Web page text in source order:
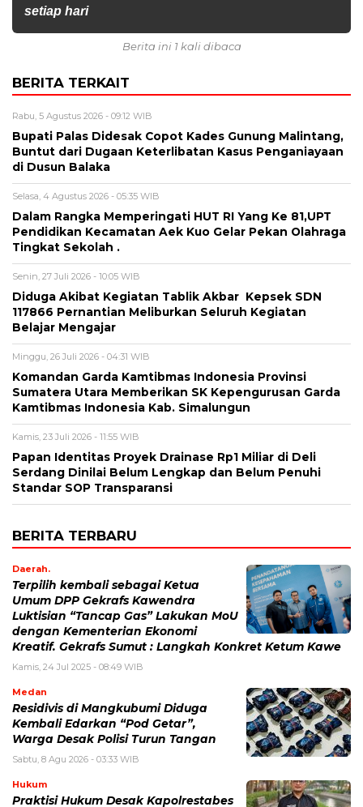
setiap hari
Berita ini 1 kali dibaca
BERITA TERKAIT
Rabu, 5 Agustus 2026 - 09:12 WIB
Bupati Palas Didesak Copot Kades Gunung Malintang,
Buntut dari Dugaan Keterlibatan Kasus Penganiayaan
di Dusun Balaka
Selasa, 4 Agustus 2026 - 05:35 WIB
Dalam Rangka Memperingati HUT RI Yang Ke 81,UPT
Pendidikan Kecamatan Aek Kuo Gelar Pekan Olahraga
Tingkat Sekolah .
Senin, 27 Juli 2026 - 10:05 WIB
Diduga Akibat Kegiatan Tablik Akbar Kepsek SDN
117866 Pernantian Meliburkan Seluruh Kegiatan
Belajar Mengajar
Minggu, 26 Juli 2026 - 04:31 WIB
Komandan Garda Kamtibmas Indonesia Provinsi
Sumatera Utara Memberikan SK Kepengurusan Garda
Kamtibmas Indonesia Kab. Simalungun
Kamis, 23 Juli 2026 - 11:55 WIB
Papan Identitas Proyek Drainase Rp1 Miliar di Deli
Serdang Dinilai Belum Lengkap dan Belum Penuhi
Standar SOP Transparansi
BERITA TERBARU
Daerah.
Terpilih kembali sebagai Ketua
Umum DPP Gekrafs Kawendra
Luktisian “Tancap Gas” Lakukan MoU
dengan Kementerian Ekonomi
Kreatif. Gekrafs Sumut : Langkah Konkret Ketum Kawe
Kamis, 24 Jul 2025 - 08:49 WIB
Medan
Residivis di Mangkubumi Diduga
Kembali Edarkan “Pod Getar”,
Warga Desak Polisi Turun Tangan
Sabtu, 8 Agu 2026 - 03:33 WIB
Hukum
Praktisi Hukum Desak Kapolrestabes